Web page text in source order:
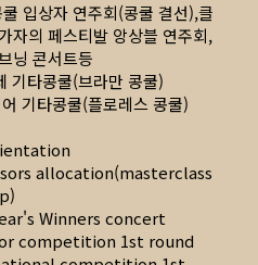
입상자 연주회(콩쿨 결선),클
자의 페스티발 앙상블 연주회,
닝 콘서트등
기타콩쿨(브라만 콩쿨)
타콩쿨(플로레스 콩쿨)
Winners concert
competition 1st round